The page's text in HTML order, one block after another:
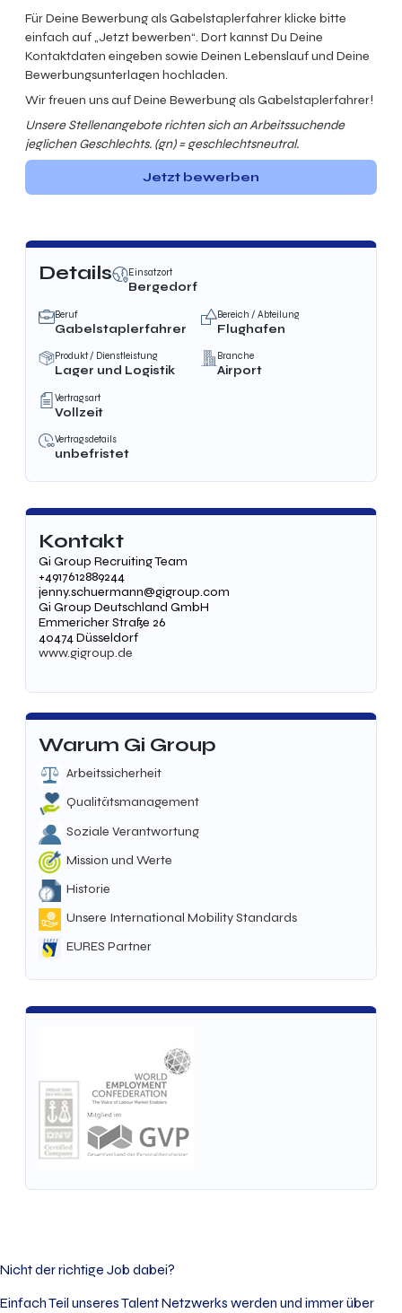
Für Deine Bewerbung als Gabelstaplerfahrer klicke bitte
einfach auf „Jetzt bewerben“. Dort kannst Du Deine
Kontaktdaten eingeben sowie Deinen Lebenslauf und Deine
Bewerbungsunterlagen hochladen.
Wir freuen uns auf Deine Bewerbung als Gabelstaplerfahrer!
Unsere Stellenangebote richten sich an Arbeitssuchende
jeglichen Geschlechts. (gn) = geschlechtsneutral.
Jetzt bewerben
Details Einsatzort
Bergedorf
Beruf
Gabelstaplerfahrer
Bereich / Abteilung
Flughafen
Produkt / Dienstleistung
Lager und Logistik
Branche
Airport
Vertragsart
Vollzeit
Vertragsdetails
unbefristet
Kontakt
Gi Group Recruiting Team
+4917612889244
jenny.schuermann@gigroup.com
Gi Group Deutschland GmbH
Emmericher Straße 26
40474 Düsseldorf
www.gigroup.de
Warum Gi Group
Arbeitssicherheit
Qualitätsmanagement
Soziale Verantwortung
Mission und Werte
Historie
Unsere International Mobility Standards
EURES Partner
Nicht der richtige Job dabei?
Einfach Teil unseres Talent Netzwerks werden und immer über